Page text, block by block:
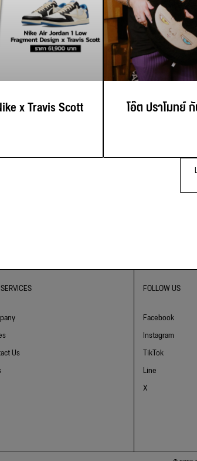
x Travis Scott โอ๊ต ปราโมทย์
Us
FOLLOW US
Facebook
Instagram
TikTok
Line
X